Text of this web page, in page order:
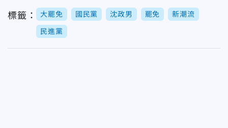
標籤： 大罷免 國民黨 沈政男 罷免 新潮流
民進黨